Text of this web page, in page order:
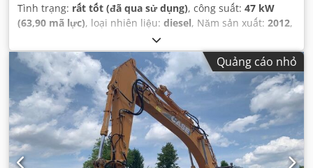
Tình trạng: rất tốt (đã qua sử dụng), công suất: 47 kW
(63,90 mã lực), loại nhiên liệu: diesel, Năm sản xuất: 2012,
Quảng cáo nhỏ